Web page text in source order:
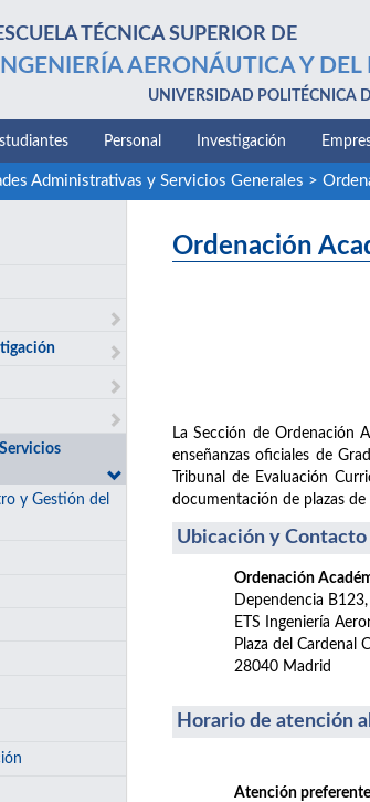
TÉCNICA SUPERIOR DE
INGENIERÍA AERONÁUTICA Y DEL
UNIVERSIDAD POLITÉCNICA
Personal Investigación
Administrativas y Servicios Generales >
y Gestión del
Ordenación
La Sección de Ordenación
enseñanzas oficiales de
Tribunal de Evaluación
documentación de plazas
Ubicación y Contacto
Ordenación
Dependencia
ETS Ingeniería
Plaza del Cardenal
28040 Madrid
Horario de atención
Atención